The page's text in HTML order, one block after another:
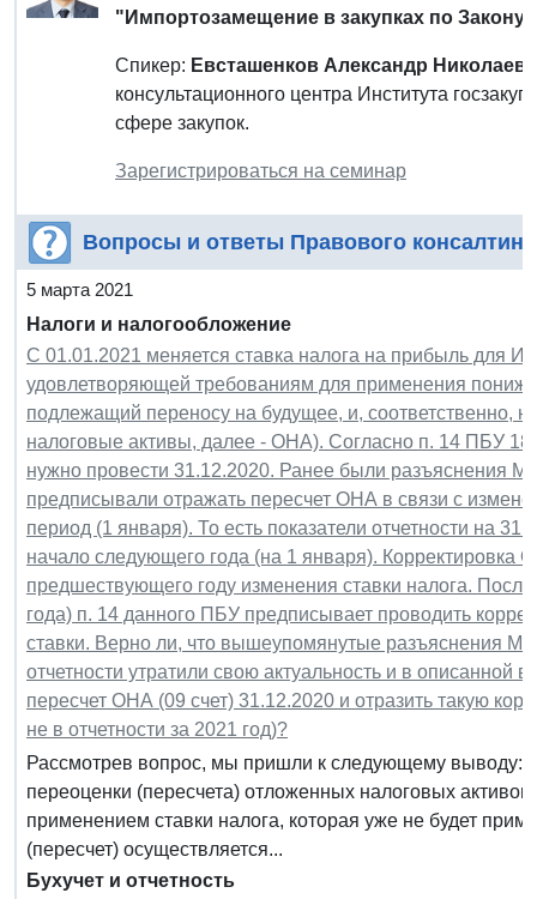
"Импортозамещение в закупках по
Спикер: Евсташенков Александр
консультационного центра Института
сфере закупок.
Зарегистрироваться на семинар
Вопросы и ответы Правового
5 марта 2021
Налоги и налогообложение
С 01.01.2021 меняется ставка налога на прибыль для
удовлетворяющей требованиям для применения
подлежащий переносу на будущее, и, соответственно,
налоговые активы, далее - ОНА). Согласно п. 14 ПБУ
нужно провести 31.12.2020. Ранее были разъяснения
предписывали отражать пересчет ОНА в связи с
период (1 января). То есть показатели отчетности на
начало следующего года (на 1 января). Корректировка
предшествующего году изменения ставки налога.
года) п. 14 данного ПБУ предписывает проводить
ставки. Верно ли, что вышеупомянутые разъяснения
отчетности утратили свою актуальность и в
пересчет ОНА (09 счет) 31.12.2020 и отразить такую
не в отчетности за 2021 год)?
Рассмотрев вопрос, мы пришли к следующему выводу:
переоценки (пересчета) отложенных налоговых
применением ставки налога, которая уже не будет
(пересчет) осуществляется...
Бухучет и отчетность